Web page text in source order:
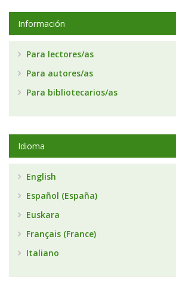
Información
Para lectores/as
Para autores/as
Para bibliotecarios/as
Idioma
English
Español (España)
Euskara
Français (France)
Italiano